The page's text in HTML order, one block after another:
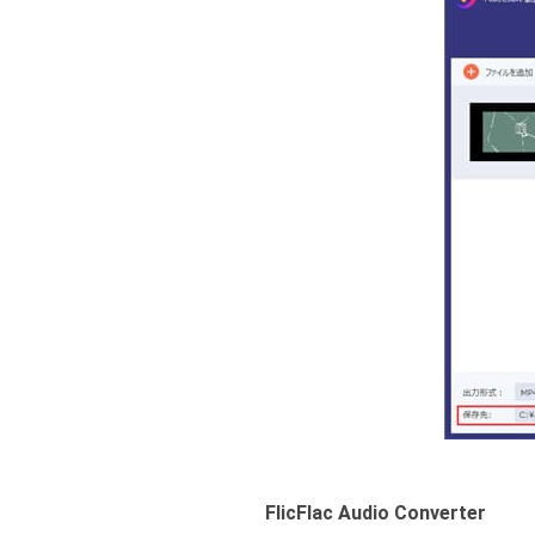
FlicFlac Audio Converter